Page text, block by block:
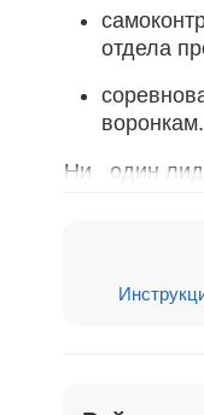
отдела
воронкам.
Ни один лид
2. Дашборд